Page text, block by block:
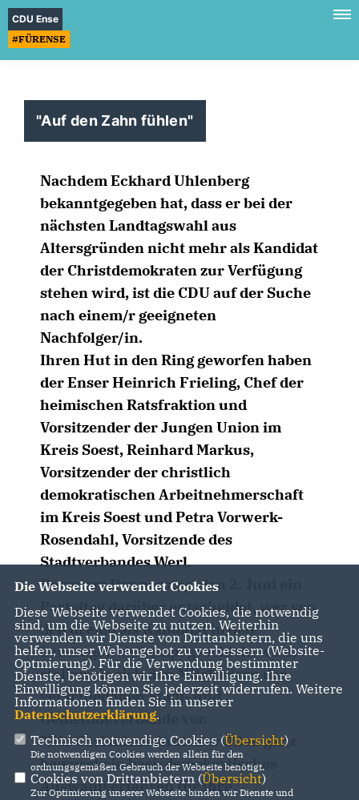
CDU Ense
#FÜRENSE
"Auf den Zahn fühlen"
Nachdem Eckhard Uhlenberg
bekanntgegeben hat, dass er bei der
nächsten Landtagswahl aus
Altersgründen nicht mehr als Kandidat
der Christdemokraten zur Verfügung
stehen wird, ist die CDU auf der Suche
nach einem/r geeigneten
Nachfolger/in.
Ihren Hut in den Ring geworfen haben
der Enser Heinrich Frieling, Chef der
heimischen Ratsfraktion und
Vorsitzender der Jungen Union im
Kreis Soest, Reinhard Markus,
Vorsitzender der christlich
demokratischen Arbeitnehmerschaft
im Kreis Soest und Petra Vorwerk-
Rosendahl, Vorsitzende des
Stadtverbandes Werl.
Bevor am Donnerstag, den 2. Juni ein
Parteitag darüber entscheidet, wer von
den dreien als Kandidat in den
Landtagswahlkampf geschickt wird,
stellen sie sich den Mitgliedern der
verschiedenen Stadt- und
Gemeindeverbände vor.
"Die Christdemokraten wählen ganz
bewusst ein basisdemokratisches
Auswahlverfahren für ihre
Die Webseite verwendet Cookies
Diese Webseite verwendet Cookies, die notwendig
sind, um die Webseite zu nutzen. Weiterhin
verwenden wir Dienste von Drittanbietern, die uns
helfen, unser Webangebot zu verbessern (Website-
Optmierung). Für die Verwendung bestimmter
Dienste, benötigen wir Ihre Einwilligung. Ihre
Einwilligung können Sie jederzeit widerrufen. Weitere
Informationen finden Sie in unserer
Datenschutzerklärung.
Technisch notwendige Cookies (Übersicht)
Die notwendigen Cookies werden allein für den
ordnungsgemäßen Gebrauch der Webseite benötigt.
Cookies von Drittanbietern (Übersicht)
Zur Optimierung unserer Webseite binden wir Dienste und